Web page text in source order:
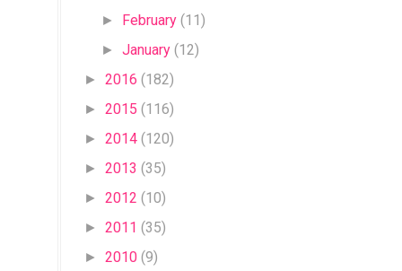
► February (11)
►January (12)
► 2016 (182)
► 2015 (116)
► 2014 (120)
► 2013 (35)
► 2012 (10)
► 2011 (35)
► 2010 (9)